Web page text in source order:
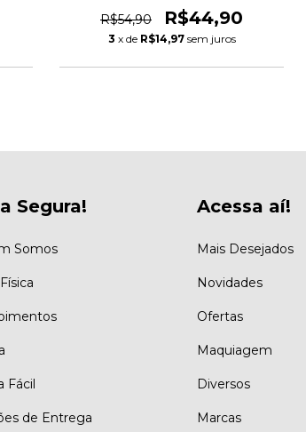
R$54,90 R$44,90
3 x de R$14,97 sem juros
Segura!
Somos
Fácil
de Entrega
Acessa aí!
Mais Desejados
Novidades
Ofertas
Maquiagem
Diversos
Marcas